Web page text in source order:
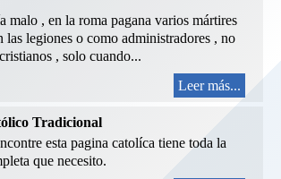
malo , en la roma pagana varios mártires
las legiones o como administradores , no
, solo cuando...
Leer más...
Tradicional
esta pagina catolíca tiene toda la
que necesito.